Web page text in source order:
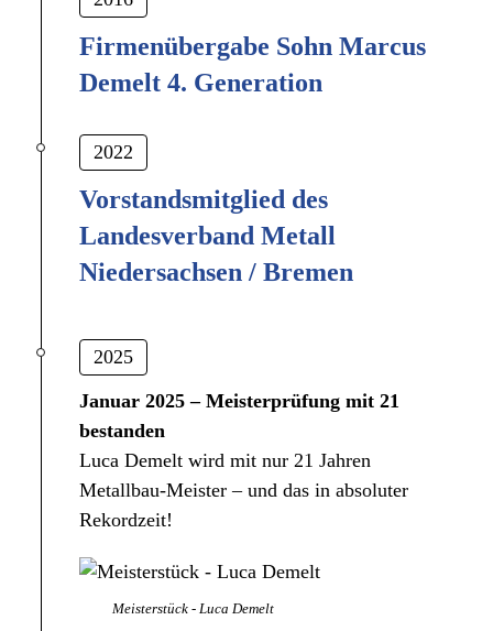
Firmenübergabe Sohn Marcus
Demelt 4. Generation
2022
Vorstandsmitglied des
Landesverband Metall
Niedersachsen / Bremen
2025
Januar 2025 – Meisterprüfung mit 21
bestanden
Luca Demelt wird mit nur 21 Jahren
Metallbau-Meister – und das in absoluter
Rekordzeit!
Meisterstück - Luca Demelt